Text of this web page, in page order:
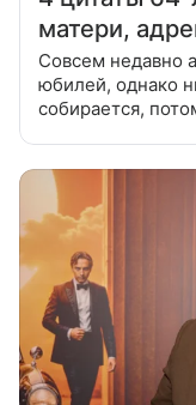
матери,
Совсем недавно
юбилей, однако
собирается,